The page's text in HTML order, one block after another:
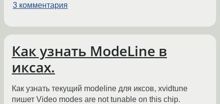
3 комментария
Как узнать ModeLine в
иксах.
Как узнать текущий modeline для иксов, xvidtune
пишет Video modes are not tunable on this chip.